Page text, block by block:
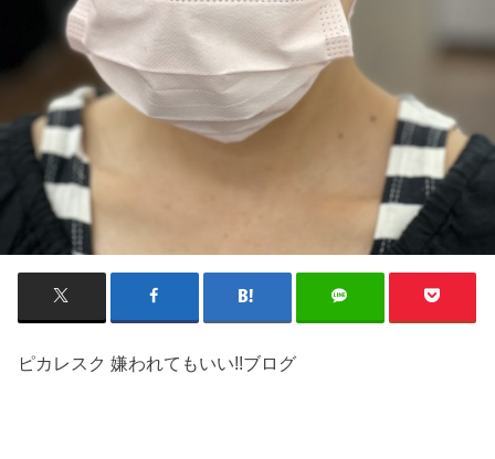
ピカレスク 嫌われてもいい!!ブログ